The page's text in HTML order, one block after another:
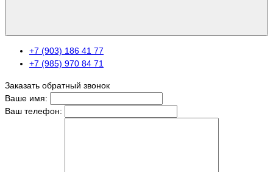
+7 (903) 186 41 77
+7 (985) 970 84 71
Заказать обратный звонок
Ваше имя:
Ваш телефон: